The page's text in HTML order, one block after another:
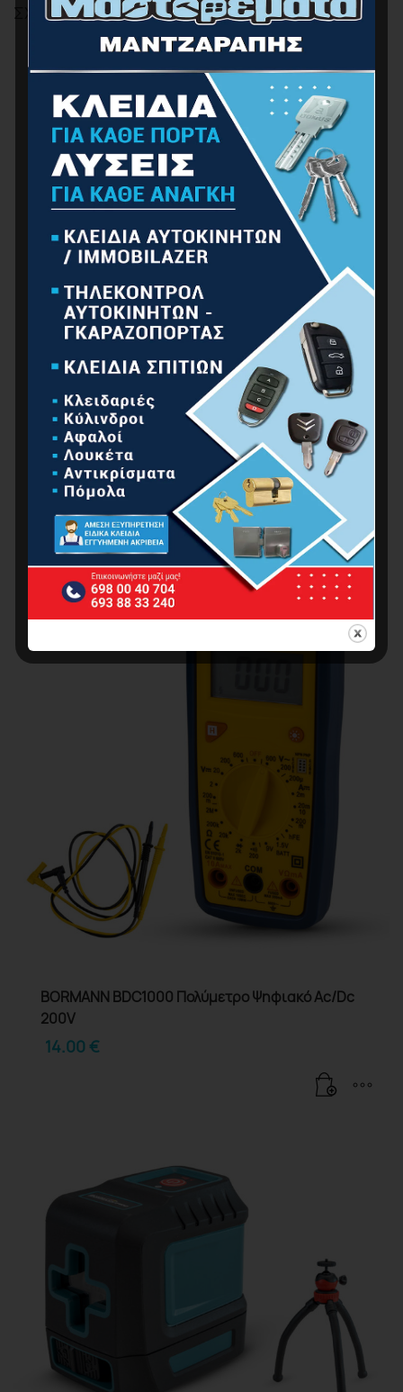
ΣΧΕΤΙΚΆ ΠΡΟΪΌΝΤΑ
ΑΝΙΧΝΕΥΤΗΣ ΜΕΤΑΛΛΩΝ, ΚΑΛΩΔΙΩΝ, ΞΥΛΟΥ ,
ΨΗΦΙΑΚΟΣ
0.00€
BORMANN BDC1000 Πολύμετρο Ψηφιακό Ac/Dc
200V
14.00€